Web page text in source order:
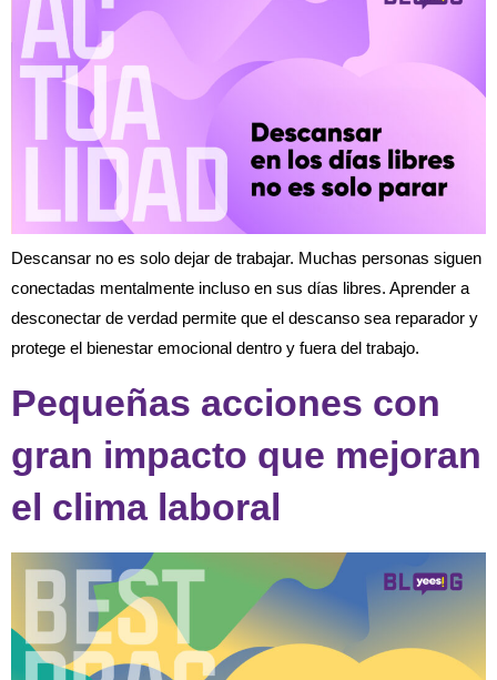
Descansar no es solo dejar de trabajar. Muchas personas siguen
conectadas mentalmente incluso en sus días libres. Aprender a
desconectar de verdad permite que el descanso sea reparador y
protege el bienestar emocional dentro y fuera del trabajo.
Pequeñas acciones con
gran impacto que mejoran
el clima laboral